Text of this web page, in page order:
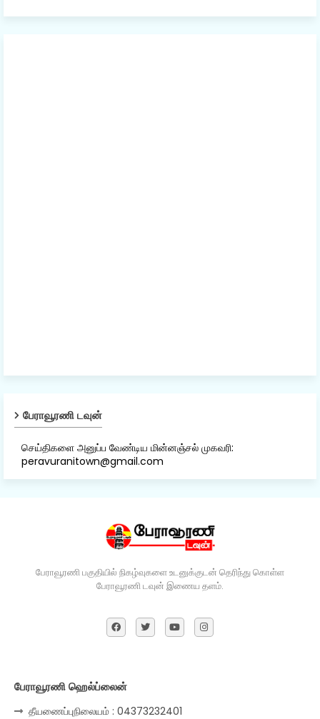
பேராவூரணி டவுன்
செய்திகளை அனுப்ப வேண்டிய மின்னஞ்சல் முகவரி:
peravuranitown@gmail.com
பேராவூரணி பகுதியில் நிகழ்வுகளை உடனுக்குடன் தெரிந்து கொள்ள
பேராவூரணி டவுன் இணைய தளம்.
பேராவூரணி ஹெல்ப்லைன்
தீயணைப்புநிலையம் : 04373232401